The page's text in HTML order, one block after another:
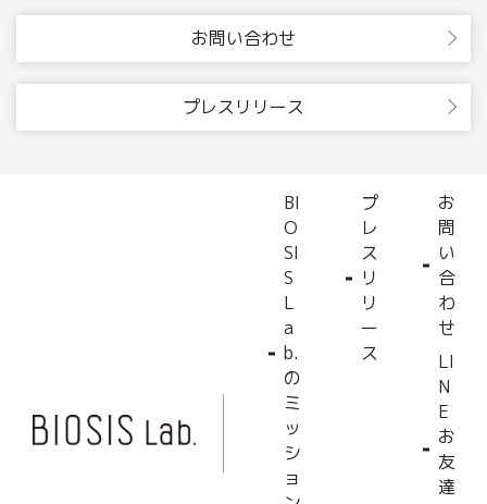
お問い合わせ
プレスリリース
BI
O
SI
S
L
a
b.
の
ミ
ッ
シ
ョ
プ
レ
ス
リ
リ
ー
ス
お
問
い
合
わ
せ
LI
N
E
お
友
達